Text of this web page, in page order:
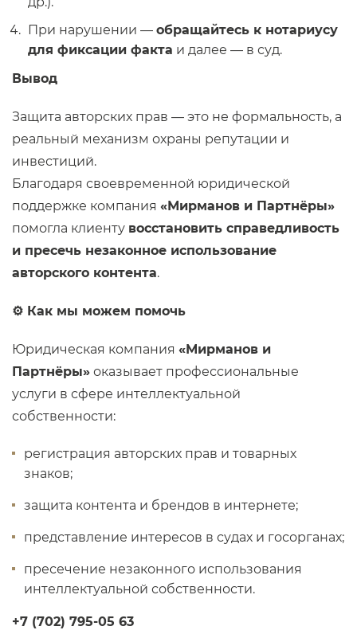
При нарушении — обращайтесь к нотариусу
для фиксации факта и далее — в суд.
Вывод
Защита авторских прав — это не формальность, а
реальный механизм охраны репутации и
инвестиций.
Благодаря своевременной юридической
поддержке компания «Мирманов и Партнёры»
помогла клиенту восстановить справедливость
и пресечь незаконное использование
авторского контента.
⚙️ Как мы можем помочь
Юридическая компания «Мирманов и
Партнёры» оказывает профессиональные
услуги в сфере интеллектуальной
собственности:
регистрация авторских прав и товарных
знаков;
защита контента и брендов в интернете;
представление интересов в судах и госорганах;
пресечение незаконного использования
интеллектуальной собственности.
+7 (702) 795-05 63